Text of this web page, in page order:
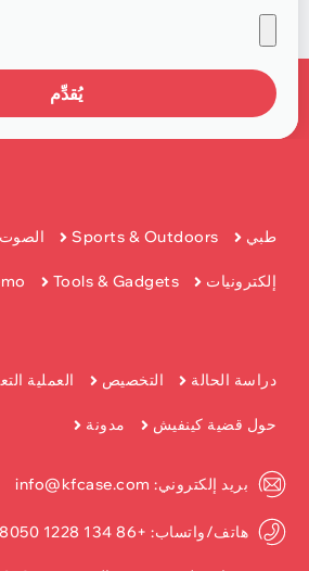
يُقدِّم
طبي Sports & Outdoors الصوت
إلكترونيات Tools & Gadgets
دراسة الحالة التخصيص العملية
حول قضية كينفيش مدونة
بريد إلكتروني: info@kfcase.com
هاتف/واتساب: +86 134 1228 8050